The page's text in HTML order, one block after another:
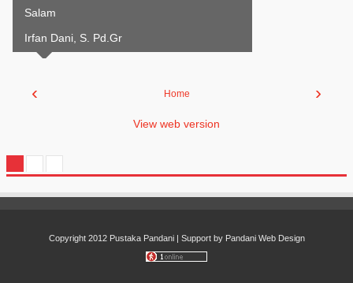
Salam
Irfan Dani, S. Pd.Gr
‹ ›
Home
View web version
Copyright 2012 Pustaka Pandani| Support by Pandani Web Design